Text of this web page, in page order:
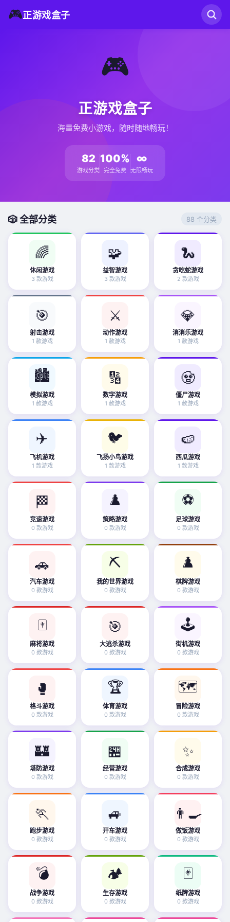
🎮正游戏盒子
🎮
正游戏盒子
海量免费小游戏，随时随地畅玩！
82
游戏分类
100%
完全免费
∞
无限畅玩
🎲 全部分类 88 个分类
🌈
休闲游戏
3 款游戏
🧩
益智游戏
3 款游戏
🐍
贪吃蛇游戏
2 款游戏
🎯
射击游戏
1 款游戏
⚔️
动作游戏
1 款游戏
💎
消消乐游戏
1 款游戏
🏙️
模拟游戏
1 款游戏
🔢
数字游戏
1 款游戏
🧟
僵尸游戏
1 款游戏
✈️
飞机游戏
1 款游戏
🐦
飞扬小鸟游戏
1 款游戏
🍉
西瓜游戏
1 款游戏
🏁
竞速游戏
0 款游戏
♟️
策略游戏
0 款游戏
⚽
足球游戏
0 款游戏
🚗
汽车游戏
0 款游戏
⛏️
我的世界游戏
0 款游戏
♟️
棋牌游戏
0 款游戏
🀄
麻将游戏
0 款游戏
🎯
大逃杀游戏
0 款游戏
🕹️
街机游戏
0 款游戏
🥊
格斗游戏
0 款游戏
🏆
体育游戏
0 款游戏
🗺️
冒险游戏
0 款游戏
🏰
塔防游戏
0 款游戏
🏪
经营游戏
0 款游戏
✨
合成游戏
0 款游戏
🏃
跑步游戏
0 款游戏
🚙
开车游戏
0 款游戏
👨‍🍳
做饭游戏
0 款游戏
💣
战争游戏
0 款游戏
🏕️
生存游戏
0 款游戏
🃏
纸牌游戏
0 款游戏